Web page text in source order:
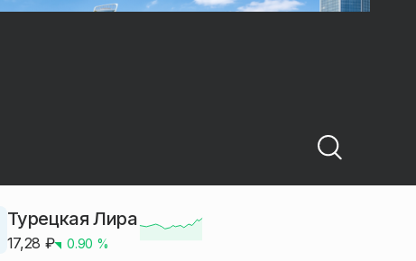
Турецкая Лира
17,28 ₽ 0.90 %